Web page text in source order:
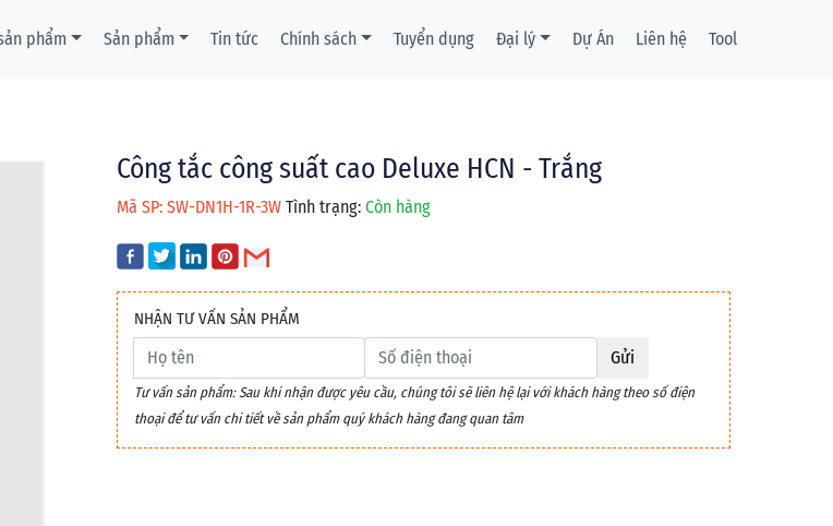
phẩm Sản phẩm Tin tức Chính sách Tuyển dụng Đại lý Dự Án Liên hệ Tool
Công tắc công suất cao Deluxe HCN - Trắng
Mã SP: SW-DN1H-1R-3W Tình trạng: Còn hàng
NHẬN TƯ VẤN SẢN PHẨM
Gửi
Tư vấn sản phẩm: Sau khi nhận được yêu cầu, chúng tôi sẽ liên hệ lại với khách hàng theo số điện
thoại để tư vấn chi tiết về sản phẩm quý khách hàng đang quan tâm